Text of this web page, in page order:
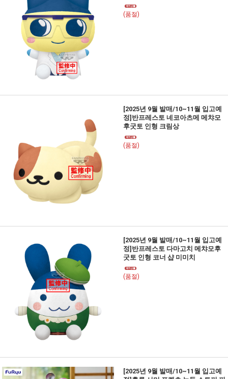
(품절)
[2025년 9월 발매/10~11월 입고예
정]반프레스토 네코아츠메 메챠모
후굿토 인형 크림상
(품절)
[2025년 9월 발매/10~11월 입고예
정]반프레스토 다마고치 메챠모후
굿토 인형 코너 샵 미미치
(품절)
[2025년 9월 발매/10~11월 입고예